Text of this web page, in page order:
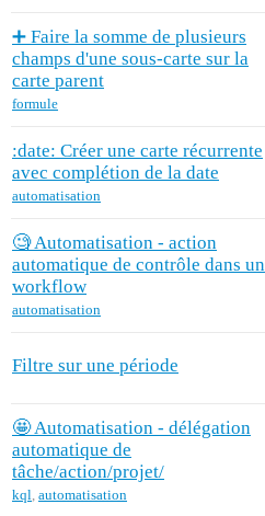
➕ Faire la somme de plusieurs
champs d'une sous-carte sur la
carte parent
formule
:date: Créer une carte récurrente
avec complétion de la date
automatisation
🧐 Automatisation - action
automatique de contrôle dans un
workflow
automatisation
Filtre sur une période
🤩 Automatisation - délégation
automatique de
tâche/action/projet/
kql, automatisation